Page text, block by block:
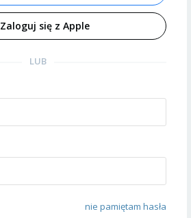
Zaloguj się z Apple
LUB
nie pamiętam hasła